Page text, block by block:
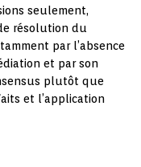
seulement,
résolution du
par l’absence
et par son
plutôt que
et l’application